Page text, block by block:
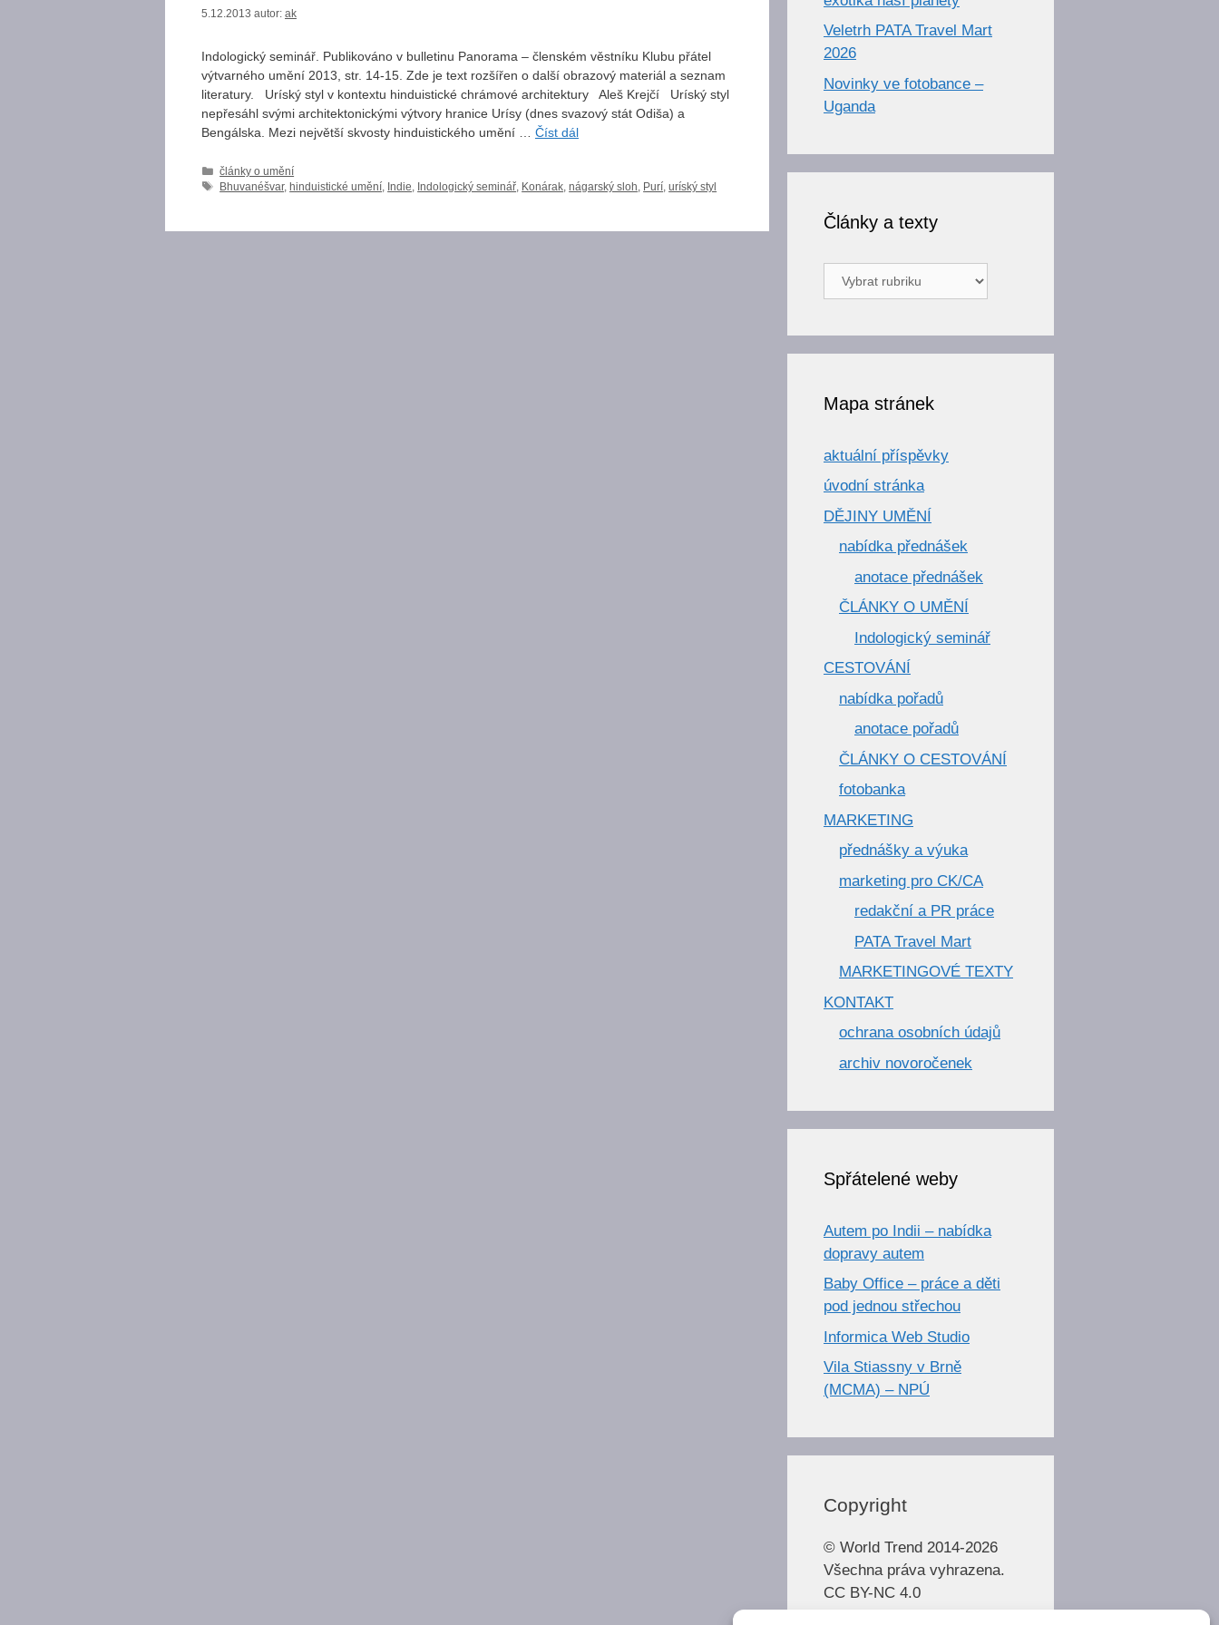
5.12.2013 autor: ak
Indologický seminář. Publikováno v bulletinu Panorama – členském věstníku Klubu přátel
výtvarného umění 2013, str. 14-15. Zde je text rozšířen o další obrazový materiál a seznam
literatury. Uríský styl v kontextu hinduistické chrámové architektury Aleš Krejčí Uríský styl
nepřesáhl svými architektonickými výtvory hranice Urísy (dnes svazový stát Odiša) a
Bengálska. Mezi největší skvosty hinduistického umění … Číst dál
Rubriky
články o umění
Štítky
Bhuvanéšvar,hinduistické umění Indie Indologický seminář Konárak ,nágarský sloh Purí ,uríský styl
Veletrh PATA Travel Mart
2026
Novinky ve fotobance –
Uganda
Články a texty
Články
a
Mapa stránek
aktuální příspěvky
úvodní stránka
DĚJINY UMĚNÍ
nabídka přednášek
anotace přednášek
ČLÁNKY O UMĚNÍ
Indologický seminář
CESTOVÁNÍ
nabídka pořadů
anotace pořadů
ČLÁNKY O CESTOVÁNÍ
fotobanka
MARKETING
přednášky a výuka
marketing pro CK/CA
redakční a PR práce
PATA Travel Mart
MARKETINGOVÉ TEXTY
KONTAKT
ochrana osobních údajů
archiv novoročenek
Spřátelené weby
Autem po Indii – nabídka
dopravy autem
Baby Office – práce a děti
pod jednou střechou
Informica Web Studio
Vila Stiassny v Brně
(MCMA) – NPÚ
Copyright
© World Trend 2014-2026
Všechna práva vyhrazena.
CC BY-NC 4.0